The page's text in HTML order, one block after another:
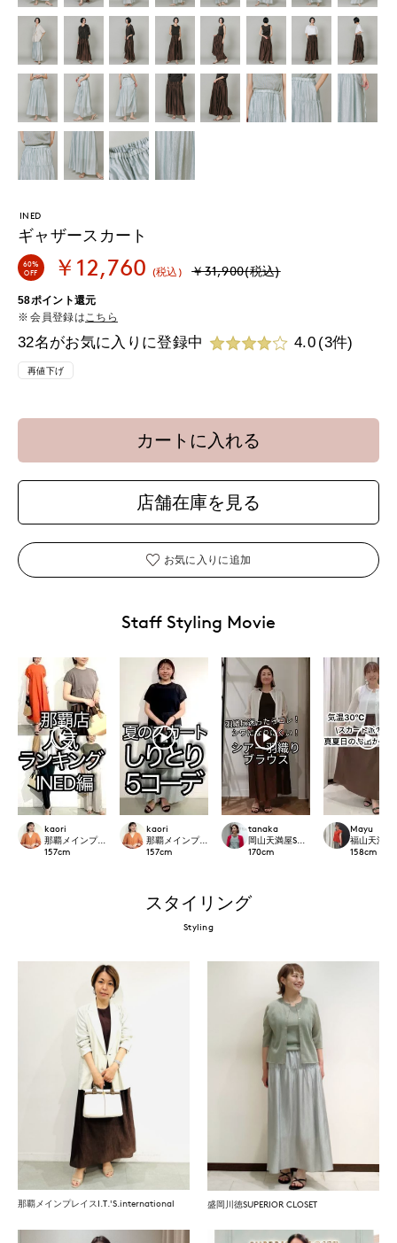
INED
ギャザースカート
60%
OFF
￥12,760 (税込) ￥31,900(税込)
58ポイント還元
会員登録は こちら
32名がお気に入りに登録中 4.0 (3件)
再値下げ
カートに入れる
店舗在庫を見る
お気に入りに追加
Staff Styling Movie
kaori
那覇メインプレイスI.T.'S.international
157cm
kaori
那覇メインプレイスI.T.'S.international
157cm
tanaka
岡山天満屋SUPERIORCLOSET
170cm
Mayu
福山天満
158cm
スタイリング
Styling
那覇メインプレイスI.T.'S.international 盛岡川徳SUPERIOR CLOSET